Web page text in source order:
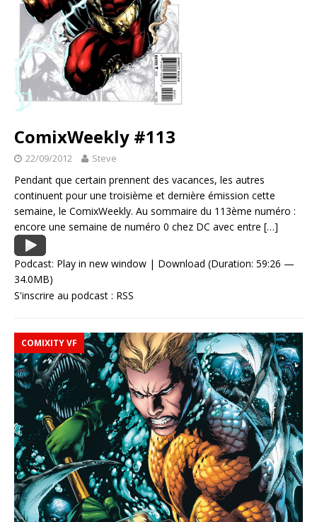
ComixWeekly #113
22/09/2012 Steve
Pendant que certain prennent des vacances, les autres
continuent pour une troisième et dernière émission cette
semaine, le ComixWeekly. Au sommaire du 113ème numéro :
encore une semaine de numéro 0 chez DC avec entre […]
Podcast: Play in new window | Download (Duration: 59:26 —
34.0MB)
S'inscrire au podcast : RSS
COMIXITY VF